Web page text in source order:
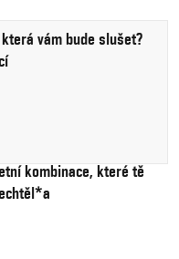
vám bude slušet?
kombinace, které tě